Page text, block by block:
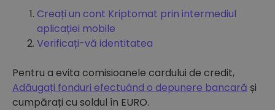
Creați un cont Kriptomat prin intermediul
aplicației mobile
Verificați-vă identitatea
Pentru a evita comisioanele cardului de credit,
Adăugați fonduri efectuând o depunere bancară și
cumpărați cu soldul în EURO.